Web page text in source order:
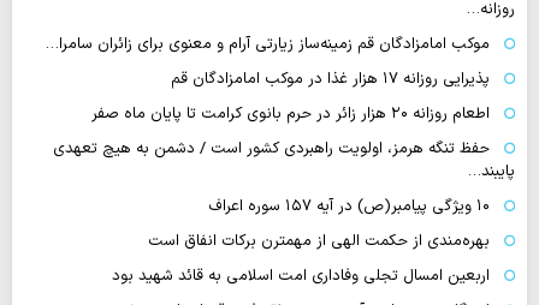
روزانه…
موکب امامزادگان قم زمینه‌ساز زیارتی آرام و معنوی برای زائران سامرا…
پذیرایی روزانه ۱۷ هزار غذا در موکب امامزادگان قم
اطعام روزانه ۲۰ هزار زائر در حرم بانوی کرامت تا پایان ماه صفر
حفظ تنگه هرمز، اولویت راهبردی کشور است / دشمن به هیچ تعهدی
پایبند…
۱۰ ویژگی پیامبر(ص) در آیه ۱۵۷ سوره اعراف
بهره‌مندی از حکمت الهی از مهمترن برکات انفاق است
اربعین امسال تجلی وفاداری امت اسلامی به قائد شهید بود